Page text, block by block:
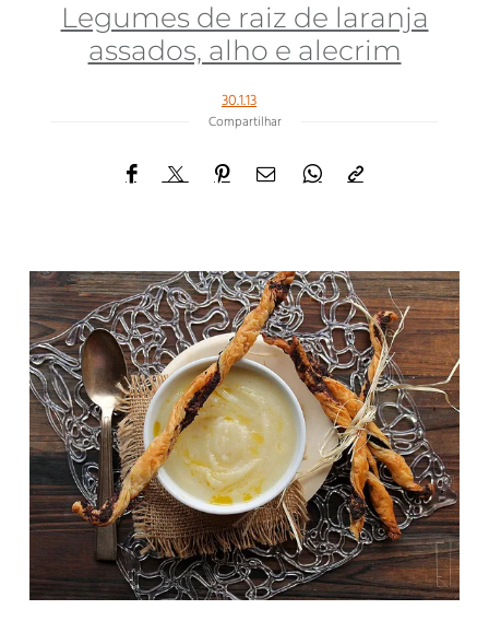
Legumes de raiz de laranja
assados, alho e alecrim
30.1.13
Compartilhar